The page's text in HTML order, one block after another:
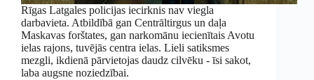
Rīgas Latgales policijas iecirknis nav viegla
darbavieta. Atbildībā gan Centrāltirgus un daļa
Maskavas forštates, gan narkomānu iecienītais Avotu
ielas rajons, tuvējās centra ielas. Lieli satiksmes
mezgli, ikdienā pārvietojas daudz cilvēku - īsi sakot,
laba augsne noziedzībai.